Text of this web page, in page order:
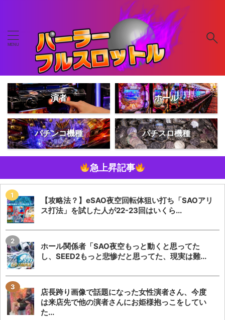
演者 ホール
パチンコ機種 パチスロ機種
急上昇記事
【攻略法？】eSAO夜空回転体狙い打ち「SAOアリ
ス打法」を試した人が22-23回はいくら...
ホール関係者「SAO夜空もっと動くと思ってた
し、SEED2もっと悲惨だと思ってた、現実は難...
店長跨り画像で話題になった女性演者さん、今度
は来店先で他の演者さんにお姫様抱っこをしてい
た...